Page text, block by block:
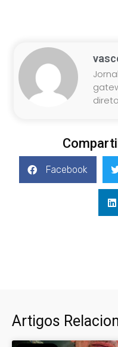
Facebook
Artigos